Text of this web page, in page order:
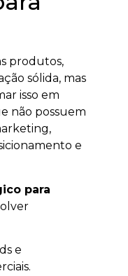
produtos,
sólida, mas
isso em
não possuem
e
para
e